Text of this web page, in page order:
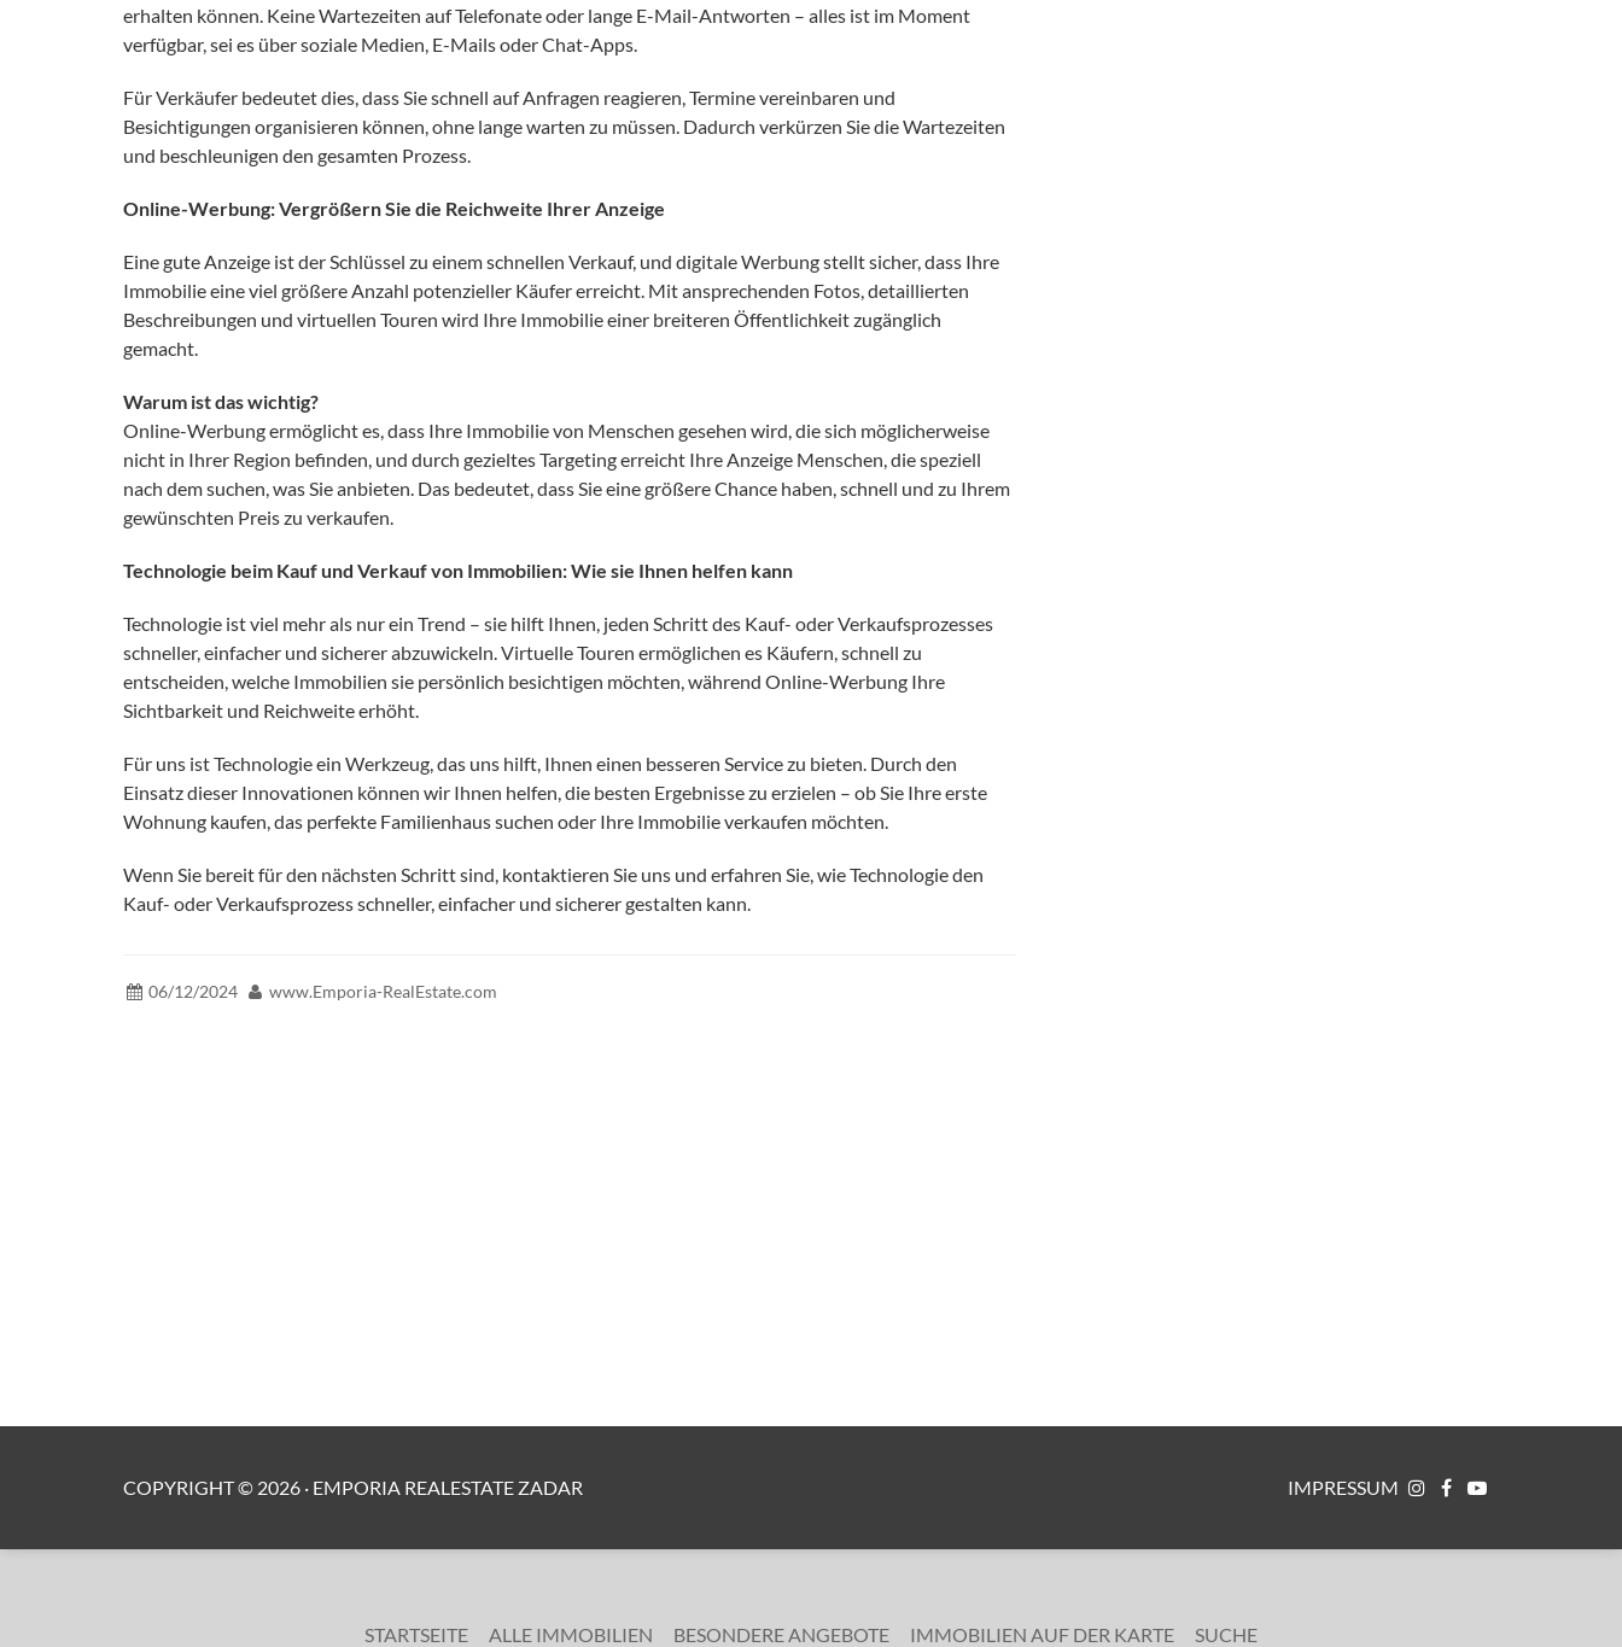
erhalten können. Keine Wartezeiten auf Telefonate oder lange E-Mail-Antworten – alles ist im Moment
verfügbar, sei es über soziale Medien, E-Mails oder Chat-Apps.
Für Verkäufer bedeutet dies, dass Sie schnell auf Anfragen reagieren, Termine vereinbaren und
Besichtigungen organisieren können, ohne lange warten zu müssen. Dadurch verkürzen Sie die Wartezeiten
und beschleunigen den gesamten Prozess.
Online-Werbung: Vergrößern Sie die Reichweite Ihrer Anzeige
Eine gute Anzeige ist der Schlüssel zu einem schnellen Verkauf, und digitale Werbung stellt sicher, dass Ihre
Immobilie eine viel größere Anzahl potenzieller Käufer erreicht. Mit ansprechenden Fotos, detaillierten
Beschreibungen und virtuellen Touren wird Ihre Immobilie einer breiteren Öffentlichkeit zugänglich
gemacht.
Warum ist das wichtig?
Online-Werbung ermöglicht es, dass Ihre Immobilie von Menschen gesehen wird, die sich möglicherweise
nicht in Ihrer Region befinden, und durch gezieltes Targeting erreicht Ihre Anzeige Menschen, die speziell
nach dem suchen, was Sie anbieten. Das bedeutet, dass Sie eine größere Chance haben, schnell und zu Ihrem
gewünschten Preis zu verkaufen.
Technologie beim Kauf und Verkauf von Immobilien: Wie sie Ihnen helfen kann
Technologie ist viel mehr als nur ein Trend – sie hilft Ihnen, jeden Schritt des Kauf- oder Verkaufsprozesses
schneller, einfacher und sicherer abzuwickeln. Virtuelle Touren ermöglichen es Käufern, schnell zu
entscheiden, welche Immobilien sie persönlich besichtigen möchten, während Online-Werbung Ihre
Sichtbarkeit und Reichweite erhöht.
Für uns ist Technologie ein Werkzeug, das uns hilft, Ihnen einen besseren Service zu bieten. Durch den
Einsatz dieser Innovationen können wir Ihnen helfen, die besten Ergebnisse zu erzielen – ob Sie Ihre erste
Wohnung kaufen, das perfekte Familienhaus suchen oder Ihre Immobilie verkaufen möchten.
Wenn Sie bereit für den nächsten Schritt sind, kontaktieren Sie uns und erfahren Sie, wie Technologie den
Kauf- oder Verkaufsprozess schneller, einfacher und sicherer gestalten kann.
06/12/2024 www.Emporia-RealEstate.com
COPYRIGHT © 2026 · EMPORIA REALESTATE ZADAR IMPRESSUM
STARTSEITE ALLE IMMOBILIEN BESONDERE ANGEBOTE IMMOBILIEN AUF DER KARTE SUCHE